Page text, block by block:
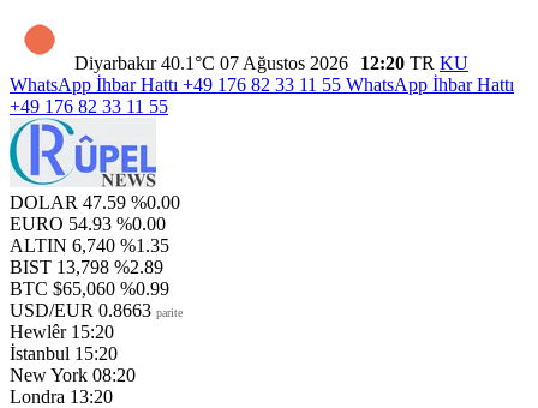
Diyarbakır 40.1°C 07 Ağustos 2026 12:20 TR KU
WhatsApp İhbar Hattı +49 176 82 33 11 55 WhatsApp İhbar Hattı
+49 176 82 33 11 55
DOLAR 47.59 %0.00
EURO 54.93 %0.00
ALTIN 6,740 %1.35
BIST 13,798 %2.89
BTC $65,060 %0.99
USD/EUR 0.8663 parite
Hewlêr 15:20
İstanbul 15:20
New York 08:20
Londra 13:20